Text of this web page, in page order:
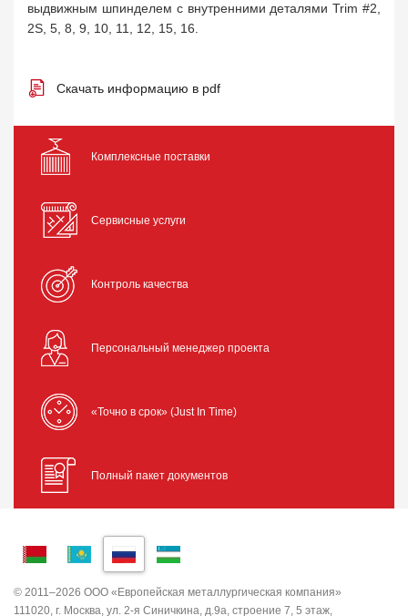
выдвижным шпинделем с внутренними деталями Trim #2,
2S, 5, 8, 9, 10, 11, 12, 15, 16.
Скачать информацию в pdf
Комплексные поставки
Сервисные услуги
Контроль качества
Персональный менеджер проекта
«Точно в срок» (Just In Time)
Полный пакет документов
© 2011–2026 ООО «Европейская металлургическая компания»
111020, г. Москва, ул. 2-я Синичкина, д.9а, строение 7, 5 этаж,